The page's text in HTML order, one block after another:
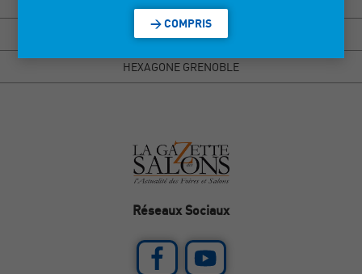
HEXAGONE RENNES
HEXAGONE GRENOBLE
Réseaux Sociaux
> COMPRIS